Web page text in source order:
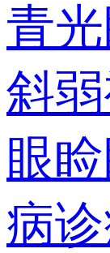
青
斜
眼
病